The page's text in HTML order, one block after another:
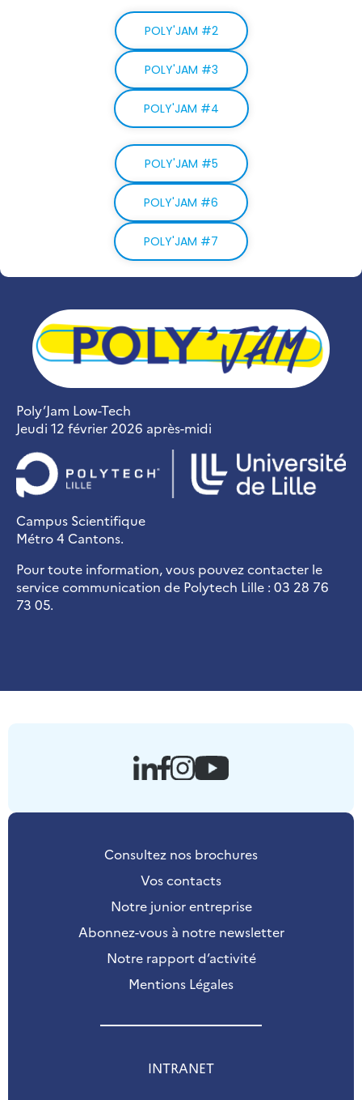
POLY'JAM #2
POLY'JAM #3
POLY'JAM #4
POLY'JAM #5
POLY'JAM #6
POLY'JAM #7
Poly’Jam Low-Tech
Jeudi 12 février 2026 après-midi
Campus Scientifique
Métro 4 Cantons.
Pour toute information, vous pouvez contacter le
service communication de Polytech Lille : 03 28 76
73 05.
Consultez nos brochures
Vos contacts
Notre junior entreprise
Abonnez-vous à notre newsletter
Notre rapport d’activité
Mentions Légales
INTRANET